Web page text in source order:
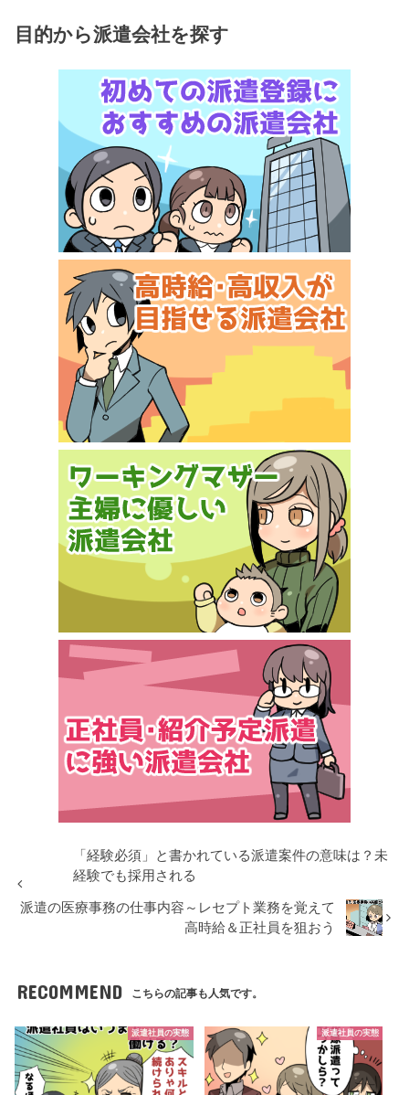
目的から派遣会社を探す
「経験必須」と書かれている派遣案件の意味は？未
経験でも採用される
派遣の医療事務の仕事内容～レセプト業務を覚えて
高時給＆正社員を狙おう
RECOMMEND こちらの記事も人気です。
派遣社員の実態 派遣社員の実態